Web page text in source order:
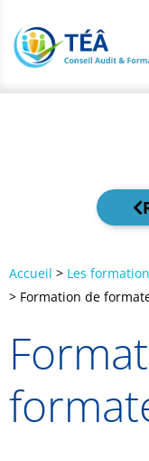
Accueil > Les
> Formation de